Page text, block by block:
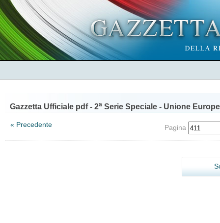
Gazzetta Ufficiale pdf - 2a Serie Speciale - Unione
« Precedente Pagina